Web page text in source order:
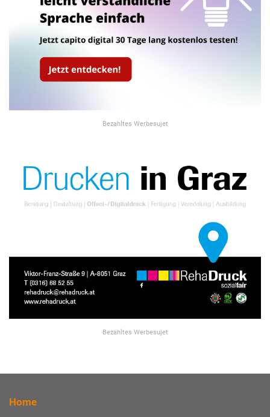
Bezahltes Werbesujet
Bezahltes Werbesujet
Home